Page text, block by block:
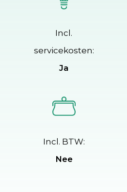
Incl.
servicekosten:
Ja
Incl. BTW:
Nee